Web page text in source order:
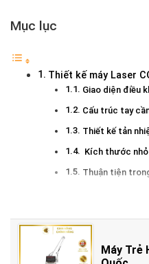
Mục lục
Thiết kế máy Laser
Giao diện điều
Cấu trúc tay
Thiết kế tản
Kích thước nhỏ
Thuận tiện
Làm đầy sẹo rỗ
Máy Trẻ